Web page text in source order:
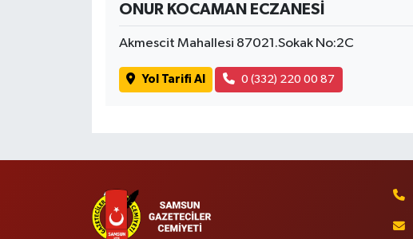
ONUR KOCAMAN ECZANESİ
Akmescit Mahallesi 87021.Sokak No:2C
Yol Tarifi Al 0 (332) 220 00 87